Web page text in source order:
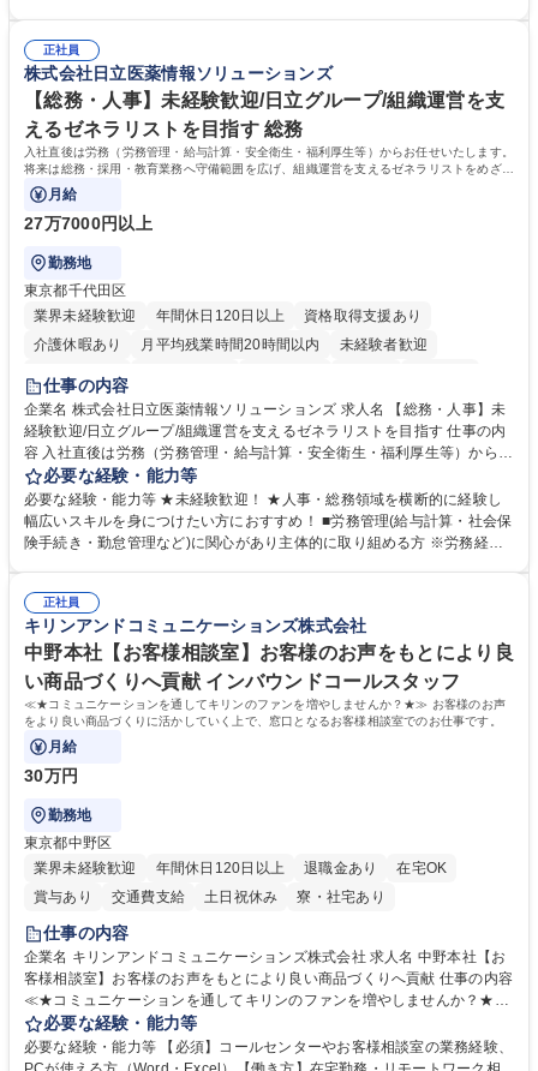
でも質問・相談できる環境が整っているため、安心して成長できます。 募
集職種 【森ビルG】人事・総務◆賞与5ヶ月◆年休120日◆残業少なめ◆
リモート可
務に挑戦できるため、自身の成長と組織への貢献度をダイレクトに実感で
きます。 残業少なめ、週1日リモート可など、ワークライフバランスを保
ち長期活躍できる環境です。 「これまでの幅広い経験を活かし、長期的な
キャリアを築きたい」という前向きな意欲と挑戦を全力で応援します。 学
歴・資格 学歴：大学院 大学 高専 短大 専修学校 高校 語学力： 資格：日商
簿記検定1級 日商簿記検定2級 日商簿記検定3級
正社員
株式会社日立医薬情報ソリューションズ
【総務・人事】未経験歓迎/日立グループ/組織運営を支
えるゼネラリストを目指す 総務
入社直後は労務（労務管理・給与計算・安全衛生・福利厚生等）からお任せいたします。
将来は総務・採用・教育業務へ守備範囲を広げ、組織運営を支えるゼネラリストをめざせ
ます。
月給
27万7000円以上
勤務地
東京都千代田区
業界未経験歓迎
年間休日120日以上
資格取得支援あり
介護休暇あり
月平均残業時間20時間以内
未経験者歓迎
住宅手当あり
育休あり
完全週休2日制 交通費支給 土日祝休み 寮・社宅あり
仕事の内容
企業名 株式会社日立医薬情報ソリューションズ 求人名 【総務・人事】未
経験歓迎/日立グループ/組織運営を支えるゼネラリストを目指す 仕事の内
容 入社直後は労務（労務管理・給与計算・安全衛生・福利厚生等）からお
任せいたします。将来は総務・採用・教育業務へ守備範囲を広げ、組織運
営を支えるゼネラリストをめざせます。 ・初期業務：労働時間管理、給与
計算、社会保険対応、福利厚生管理、安全衛生、健康経営推進等をお任せ
します。ご経験に応じて、休職者管理など、幅広く経験を積んでいただき
幅広く経験を積みたい意欲がある方に最適な環境です。 募集職種 【総
務・人事】未経験歓迎/日立グループ/組織運営を支えるゼネラリストを目
指す
必要な経験・能力等
必要な経験・能力等 ★未経験歓迎！ ★人事・総務領域を横断的に経験し
幅広いスキルを身につけたい方におすすめ！ ■労務管理(給与計算・社会保
険手続き・勤怠管理など)に関心があり主体的に取り組める方 ※労務経験
のご経験 ■労務管理（給与計算・社会保険手続き・勤怠管理など）の経験
■衛生管理者の資格をお持ちの方 学歴・資格 学歴：大学院 大学 高専 短大
専修学校 高校 語学力： 資格：
正社員
キリンアンドコミュニケーションズ株式会社
中野本社【お客様相談室】お客様のお声をもとにより良
い商品づくりへ貢献 インバウンドコールスタッフ
≪★コミュニケーションを通してキリンのファンを増やしませんか？★≫ お客様のお声
をより良い商品づくりに活かしていく上で、窓口となるお客様相談室でのお仕事です。
月給
30万円
勤務地
東京都中野区
業界未経験歓迎
年間休日120日以上 退職金あり
在宅OK
賞与あり
交通費支給 土日祝休み 寮・社宅あり
仕事の内容
企業名 キリンアンドコミュニケーションズ株式会社 求人名 中野本社【お
客様相談室】お客様のお声をもとにより良い商品づくりへ貢献 仕事の内容
≪★コミュニケーションを通してキリンのファンを増やしませんか？★≫
お客様のお声をより良い商品づくりに活かしていく上で、窓口となるお客
様相談室でのお仕事です。 日々お客様からいただくキリングループへのご
意見を、企業活動に活かしています。お客様からの声に迅速かつ誠意をも
必要な経験・能力等
必要な経験・能力等 【必須】コールセンターやお客様相談室の業務経験、